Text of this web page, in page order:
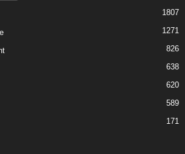
1807
1271
826
638
620
589
171